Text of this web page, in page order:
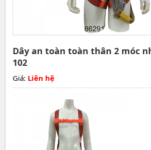
Dây an toàn toàn thân 2 móc
102
Giá: Liên hệ